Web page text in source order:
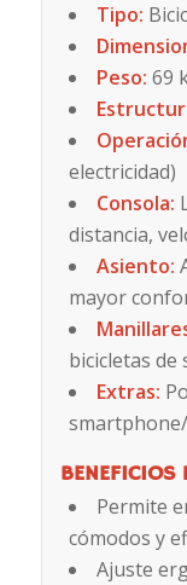
Tipo:
Peso: 69
electricidad)
Consola:
distancia,
Asiento:
mayor
bicicletas de
Extras:
BENEFICIOS
Permite
cómodos y
Ajuste